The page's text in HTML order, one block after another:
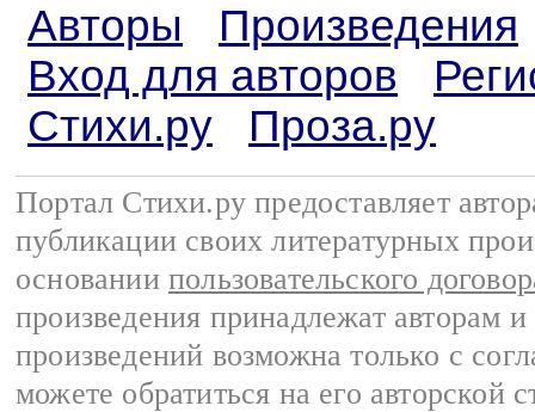
Авторы
Произведения
Вход для авторов
Стихи.ру
Проза.ру
Портал Стихи.ру предоставляет
публикации своих литературных
основании пользовательского
произведения принадлежат авторам
произведений возможна только с
можете обратиться на его авторской